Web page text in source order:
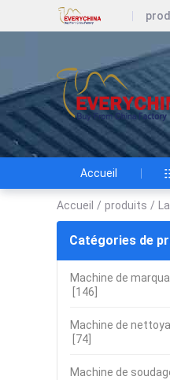
Accueil
Accueil / produits /
Catégories de
Machine de
[146]
Machine de
[74]
Machine de